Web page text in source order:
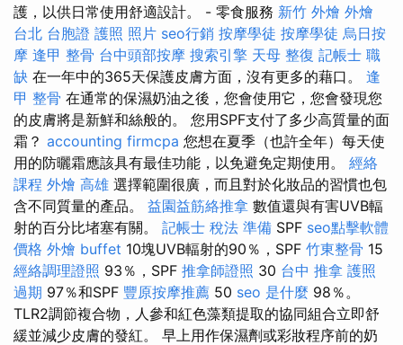
護，以供日常使用舒適設計。 - 零食服務 新竹 外燴 外燴
台北 台胞證 護照 照片 seo行銷 按摩學徒 按摩學徒 烏日按
摩 逢甲 整骨 台中頭部按摩 搜索引擎 天母 整復 記帳士 職
缺 在一年中的365天保護皮膚方面，沒有更多的藉口。 逢
甲 整骨 在通常的保濕奶油之後，您會使用它，您會發現您
的皮膚將是新鮮和絲般的。 您用SPF支付了多少高質量的面
霜？ accounting firmcpa 您想在夏季（也許全年）每天使
用的防曬霜應該具有最佳功能，以免避免定期使用。 經絡
課程 外燴 高雄 選擇範圍很廣，而且對於化妝品的習慣也包
含不同質量的產品。 益園益筋絡推拿 數值還與有害UVB輻
射的百分比堵塞有關。 記帳士 稅法 準備 SPF seo點擊軟體
價格 外燴 buffet 10塊UVB輻射的90％，SPF 竹東整骨 15
經絡調理證照 93％，SPF 推拿師證照 30 台中 推拿 護照
過期 97％和SPF 豐原按摩推薦 50 seo 是什麼 98％。
TLR2調節複合物，人參和紅色藻類提取的協同組合立即舒
緩並減少皮膚的發紅。 早上用作保濕劑或彩妝程序前的奶